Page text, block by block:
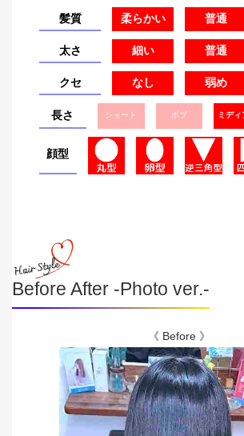
髪質 柔らかい 普通
太さ 細い 普通
クセ なし 弱め
長さ ショート ボブ ミディ
顔型
Before After -Photo ver.-
《 Before 》